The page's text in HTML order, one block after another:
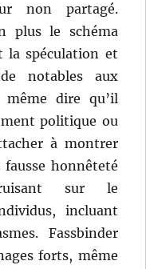
non partagé.
plus le schéma
la spéculation et
notables aux
même dire qu’il
politique ou
à montrer
fausse honnêteté
sur le
incluant
Fassbinder
forts, même